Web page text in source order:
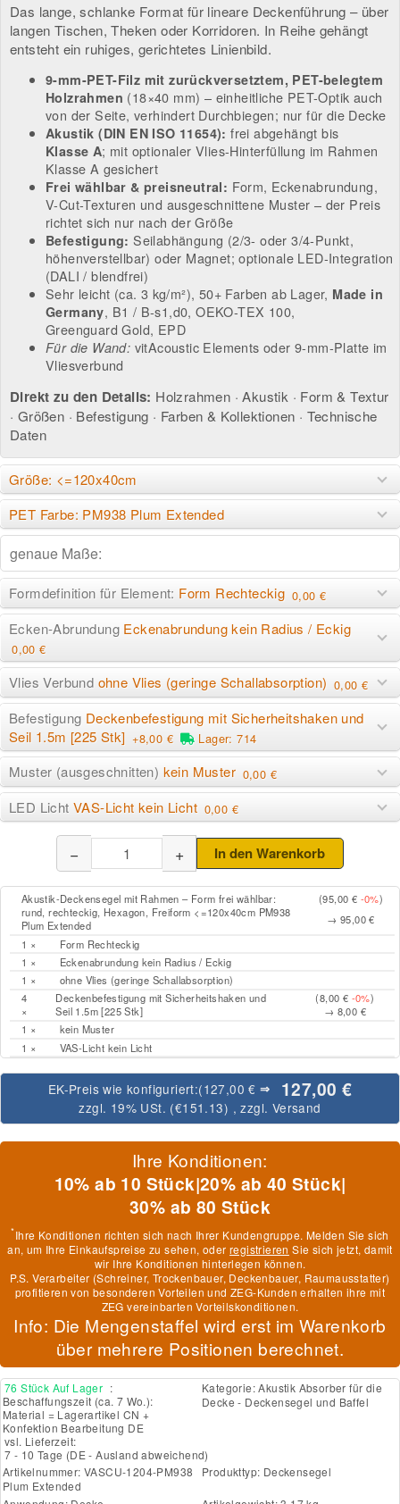
Das lange, schlanke Format für lineare Deckenführung – über
langen Tischen, Theken oder Korridoren. In Reihe gehängt
entsteht ein ruhiges, gerichtetes Linienbild.
9-mm-PET-Filz mit zurückversetztem, PET-belegtem
Holzrahmen (18×40 mm) – einheitliche PET-Optik auch
von der Seite, verhindert Durchbiegen; nur für die Decke
Akustik (DIN EN ISO 11654): frei abgehängt bis
Klasse A; mit optionaler Vlies-Hinterfüllung im Rahmen
Klasse A gesichert
Frei wählbar & preisneutral: Form, Eckenabrundung,
V-Cut-Texturen und ausgeschnittene Muster – der Preis
richtet sich nur nach der Größe
Befestigung: Seilabhängung (2/3- oder 3/4-Punkt,
höhenverstellbar) oder Magnet; optionale LED-Integration
(DALI / blendfrei)
Sehr leicht (ca. 3 kg/m²), 50+ Farben ab Lager, Made in
Germany, B1 / B-s1,d0, OEKO-TEX 100,
Greenguard Gold, EPD
Für die Wand: vitAcoustic Elements oder9-mm-Platte im
Vliesverbund
Direkt zu den Details: Holzrahmen ·Akustik · Form & Textur
· Größen · Befestigung · Farben & Kollektionen · Technische
Daten
Größe: <=120x40cm
PET Farbe: PM938 Plum Extended
Formdefinition für Element: Form Rechteckig 0,00 €
Ecken-Abrundung Eckenabrundung kein Radius / Eckig
0,00 €
Vlies Verbund ohne Vlies (geringe Schallabsorption) 0,00 €
Befestigung Deckenbefestigung mit Sicherheitshaken und
Seil 1.5m [225 Stk] +8,00 € Lager: 714
Muster (ausgeschnitten) kein Muster 0,00 €
LED Licht VAS-Licht kein Licht 0,00 €
Akustik-Deckensegel mit Rahmen – Form frei wählbar:
rund, rechteckig, Hexagon, Freiform <=120x40cm PM938
Plum Extended
(95,00 € -0%)
→ 95,00 €
1 ×
Form Rechteckig
1 ×
Eckenabrundung kein Radius / Eckig
1 ×
ohne Vlies (geringe Schallabsorption)
4
×
Deckenbefestigung mit Sicherheitshaken und
Seil 1.5m [225 Stk]
(8,00 € -0%)
→ 8,00 €
1 ×
kein Muster
1 ×
VAS-Licht kein Licht
EK-Preis wie konfiguriert:(127,00 € ⇒ 127,00 €
zzgl. 19% USt. (€151.13) , zzgl. Versand
− + In den Warenkorb
Ihre Konditionen:
10% ab 10 Stück|20% ab 40 Stück|
30% ab 80 Stück
*Ihre Konditionen richten sich nach Ihrer Kundengruppe. Melden Sie sich
an, um Ihre Einkaufspreise zu sehen, oderregistrieren Sie sich jetzt, damit
wir Ihre Konditionen hinterlegen können.
P.S. Verarbeiter (Schreiner, Trockenbauer, Deckenbauer, Raumausstatter)
profitieren von besonderen Vorteilen und ZEG-Kunden erhalten ihre mit
ZEG vereinbarten Vorteilskonditionen.
Info: Die Mengenstaffel wird erst im Warenkorb
über mehrere Positionen berechnet.
76 Stück Auf Lager :
Beschaffungszeit (ca. 7 Wo.):
Material = Lagerartikel CN +
Konfektion Bearbeitung DE
vsl. Lieferzeit:
7 - 10 Tage (DE - Ausland abweichend)
Kategorie:Akustik Absorber für die
Decke - Deckensegel und Baffel
Artikelnummer: VASCU-1204-PM938
Plum Extended
Produkttyp: Deckensegel